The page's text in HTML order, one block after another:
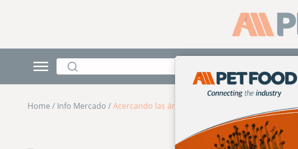
Home / Info Mercado /Acercando las áreas comerciales al proceso